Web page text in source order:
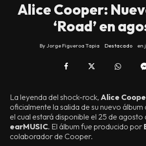
Alice Cooper:
‘Road’ en
By Jorge Figueroa Tapia Destacado en
La leyenda del shock-rock, Alice
oficialmente la salida de su nuevo álbum
el cual estará disponible el 25 de agosto
earMUSIC. El álbum fue producido por
colaborador de Cooper.